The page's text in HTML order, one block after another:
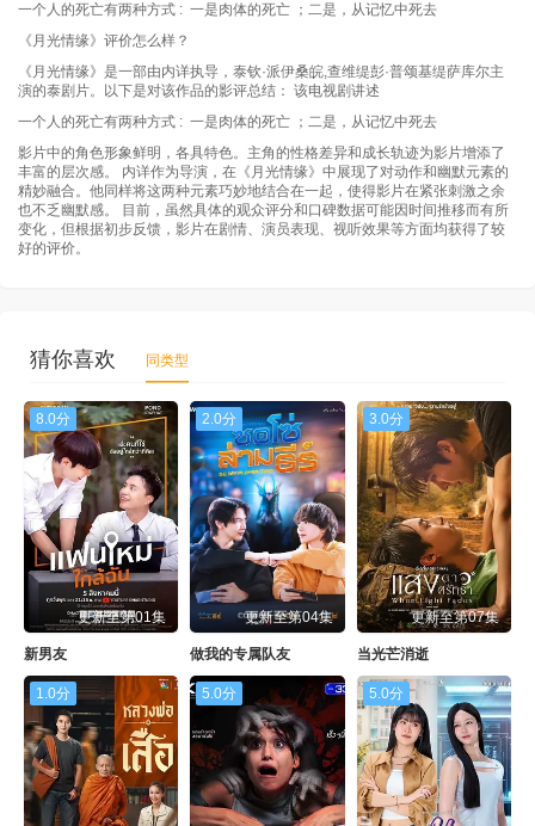
一个人的死亡有两种方式 : 一是肉体的死亡 ；二是，从记忆中死去
《月光情缘》评价怎么样？
《月光情缘》是一部由内详执导，泰钦·派伊桑皖,查维缇彭·普颂基缇萨库尔主
演的泰剧片。以下是对该作品的影评总结： 该电视剧讲述
一个人的死亡有两种方式 : 一是肉体的死亡 ；二是，从记忆中死去
影片中的角色形象鲜明，各具特色。主角的性格差异和成长轨迹为影片增添了
丰富的层次感。 内详作为导演，在《月光情缘》中展现了对动作和幽默元素的
精妙融合。他同样将这两种元素巧妙地结合在一起，使得影片在紧张刺激之余
也不乏幽默感。 目前，虽然具体的观众评分和口碑数据可能因时间推移而有所
变化，但根据初步反馈，影片在剧情、演员表现、视听效果等方面均获得了较
好的评价。
猜你喜欢 同类型
8.0分
更新至第01集
新男友
2.0分
更新至第04集
做我的专属队友
3.0分
更新至第07集
当光芒消逝
1.0分 5.0分 5.0分